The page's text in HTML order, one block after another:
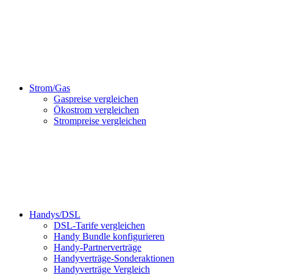
Strom/Gas
Gaspreise vergleichen
Ökostrom vergleichen
Strompreise vergleichen
Handys/DSL
DSL-Tarife vergleichen
Handy Bundle konfigurieren
Handy-Partnerverträge
Handyverträge-Sonderaktionen
Handyverträge Vergleich